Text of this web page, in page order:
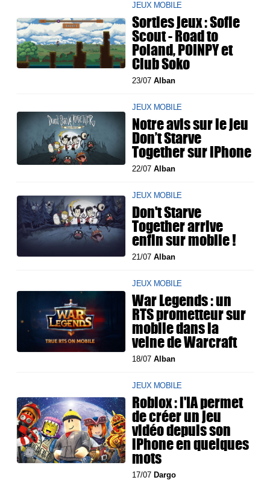
JEUX MOBILE
Sorties jeux : Sofie
Scout - Road to
Poland, POINPY et
Club Soko
23/07Alban
JEUX MOBILE
Notre avis sur le jeu
Don’t Starve
Together sur iPhone
22/07Alban
JEUX MOBILE
Don't Starve
Together arrive
enfin sur mobile !
21/07Alban
JEUX MOBILE
War Legends : un
RTS prometteur sur
mobile dans la
veine de Warcraft
18/07Alban
JEUX MOBILE
Roblox : l'IA permet
de créer un jeu
vidéo depuis son
iPhone en quelques
mots
17/07 Dargo